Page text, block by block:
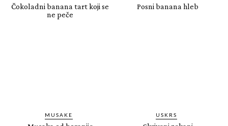
Čokoladni banana tart koji se
ne peče
Posni banana hleb
MUSAKE USKRS